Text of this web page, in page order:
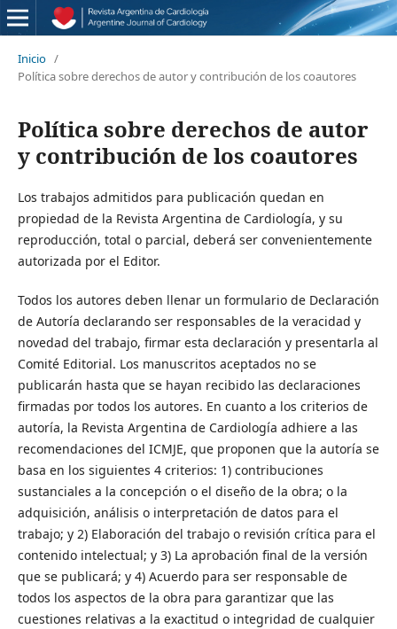
Inicio /
Política sobre derechos de autor y contribución de los coautores
Política sobre derechos de autor
y contribución de los coautores
Los trabajos admitidos para publicación quedan en
propiedad de la Revista Argentina de Cardiología, y su
reproducción, total o parcial, deberá ser convenientemente
autorizada por el Editor.
Todos los autores deben llenar un formulario de Declaración
de Autoría declarando ser responsables de la veracidad y
novedad del trabajo, firmar esta declaración y presentarla al
Comité Editorial. Los manuscritos aceptados no se
publicarán hasta que se hayan recibido las declaraciones
firmadas por todos los autores. En cuanto a los criterios de
autoría, la Revista Argentina de Cardiología adhiere a las
recomendaciones del ICMJE, que proponen que la autoría se
basa en los siguientes 4 criterios: 1) contribuciones
sustanciales a la concepción o el diseño de la obra; o la
adquisición, análisis o interpretación de datos para el
trabajo; y 2) Elaboración del trabajo o revisión crítica para el
contenido intelectual; y 3) La aprobación final de la versión
que se publicará; y 4) Acuerdo para ser responsable de
todos los aspectos de la obra para garantizar que las
cuestiones relativas a la exactitud o integridad de cualquier